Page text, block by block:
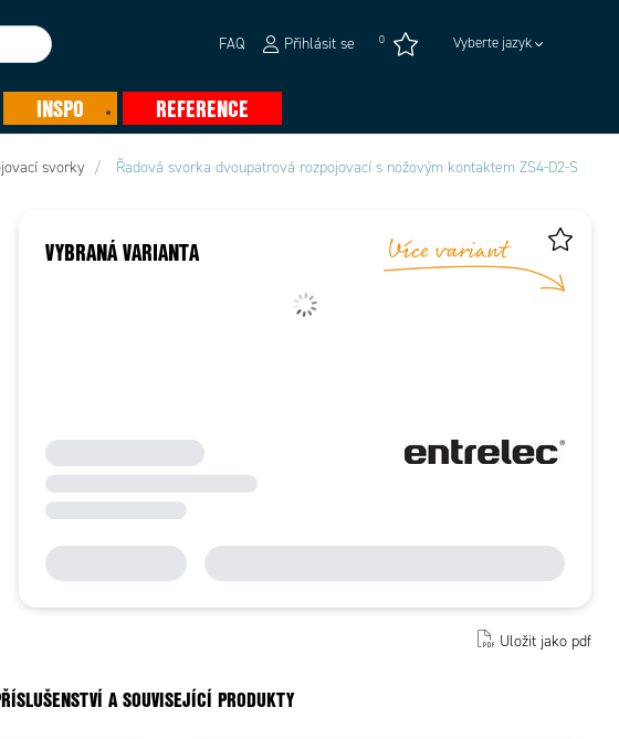
FAQ Přihlásit se 0 Vyberte jazyk
INSPO REFERENCE
svorky Řadová svorka dvoupatrová rozpojovací s nožovým kontaktem ZS4-D2-S
VYBRANÁ VARIANTA
Uložit jako pdf
A SOUVISEJÍCÍ PRODUKTY